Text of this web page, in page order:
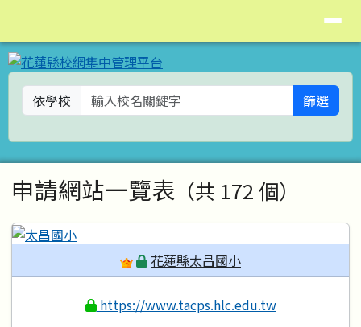
依學校 篩選
主內容區域
申請網站一覽表 （共 172 個）
花蓮縣太昌國小
https://www.tacps.hlc.edu.tw
頁尾區域